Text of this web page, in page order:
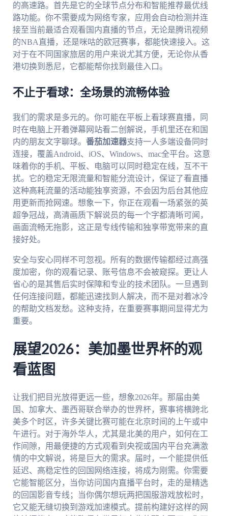
的高速路。首先是它的全球节点分布和智能推荐最优线
路功能。你不需要成为网络专家，应用会自动检测并连
接至当前最适合观看国内直播的节点，无论是腾讯视频
的NBA直播，还是咪咕的欧冠赛事，都能快速接入。这
对于在不同国家旅居的用户来说尤其方便，无论你从香
港切换到悉尼，它都能帮你找到最佳入口。
不止于看球：全场景的流畅体验
我们的需求是多元的。你可能在平板上看球赛直播，同
时在电脑上开着弹幕网站看二创解说，手机里还在和国
内的朋友文字聊球。 番茄加速器支持一人多端设备同时
连接，覆盖Android、iOS、Windows、mac全平台。这意
味着你的手机、平板、电脑可以同时稳定在线，互不干
扰。它的稳定无限流量和智能分流设计，保证了看直播
这种高耗流量的活动能独享资源，不会因为后台其他应
用更新而抢网速。想象一下，你正在观看一场紧张的英
超争冠战，高清画质下解说员的每一个字都清晰可闻，
画面流畅无拖影，这正是专线传输和独享带宽带来的直
接好处。
安全与安心同样不可忽视。所有的数据传输都经过高强
度加密，你的观看记录、账号信息不会被窥探。更让人
省心的是其售后实时保障和专业的技术团队。一旦遇到
任何连接问题，都能迅速找到人解决，而不是对着冰冷
的帮助文档发愁。这种支持，在重要赛事期间显得尤为
重要。
展望2026：美加墨世界杯的观
看蓝图
让我们把目光放得更远一些，想象2026年。那届由美
国、加拿大、墨西哥联合举办的世界杯，赛事将横跨北
美多个时区，许多关键比赛可能在北京时间的上午或中
午进行。对于海外华人，尤其是北美的用户，如何在工
作间隙，用最便捷的方式观看到央视或国内平台充满激
情的中文解说，将是巨大的需求。届时，一个能提供低
延迟、高稳定性的回国网络连接，将成为刚需。你需要
它能智能区分，当你访问国内直播平台时，走的是精选
的回国影音专线；当你偶尔想玩两把国服游戏放松时，
它又能无缝切换到游戏加速模式。提前构建好这样的网